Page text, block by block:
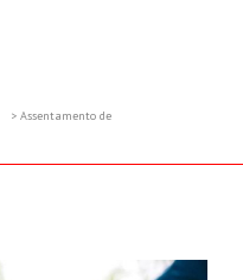
> Assentamento de